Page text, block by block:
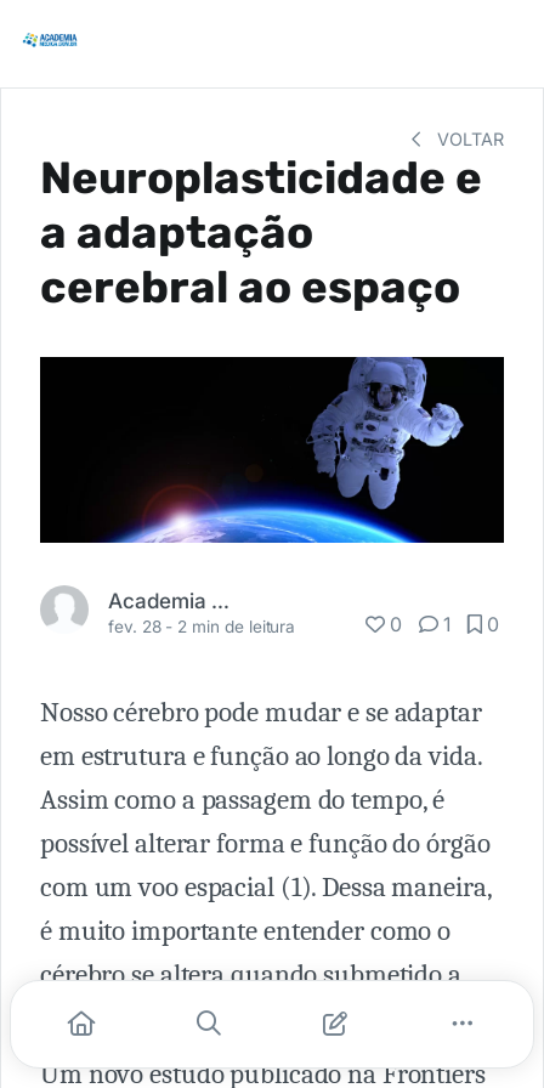
VOLTAR
Neuroplasticidade e
a adaptação
cerebral ao espaço
Academia Médica
fev. 28 - 2 min de leitura 0 1 0
Nosso cérebro pode mudar e se adaptar
em estrutura e função ao longo da vida.
Assim como a passagem do tempo, é
possível alterar forma e função do órgão
com um voo espacial (1). Dessa maneira,
é muito importante entender como o
cérebro se altera quando submetido a
uma viagem ao espaço.
Um novo estudo publicado na Frontiers